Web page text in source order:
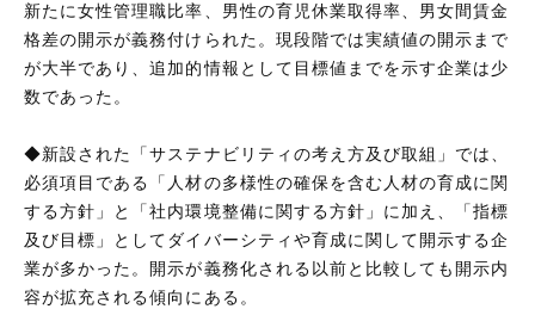
新たに女性管理職比率、男性の育児休業取得率、男女間賃金
格差の開示が義務付けられた。現段階では実績値の開示まで
が大半であり、追加的情報として目標値までを示す企業は少
数であった。
◆新設された「サステナビリティの考え方及び取組」では、
必須項目である「人材の多様性の確保を含む人材の育成に関
する方針」と「社内環境整備に関する方針」に加え、「指標
及び目標」としてダイバーシティや育成に関して開示する企
業が多かった。開示が義務化される以前と比較しても開示内
容が拡充される傾向にある。